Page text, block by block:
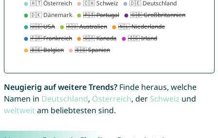
Neugierig auf weitere Trends?Finde heraus, welche
Namen in Deutschland, Österreich, der Schweiz und
weltweitam beliebtesten sind.